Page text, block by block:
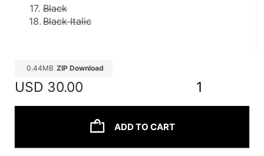
Black
Black Italic
0.44MB ZIP Download
USD 30.00 1
ADD TO CART